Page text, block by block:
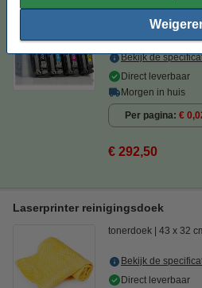
multipack
Bekijk de
Direct leverbaar
Morgen in huis
Per pagina €
€ 292,50
Laserprinter reinigingsdoek
tonerdoek 43 x 32
Bekijk de
Direct leverbaar